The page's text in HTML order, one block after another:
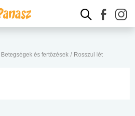
Betegségek és fertőzések / Rosszul lét